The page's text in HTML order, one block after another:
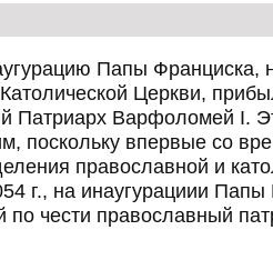
Папы Франциска,
Церкви,
Патриарх Варфоломей I.
поскольку впервые со
православной и
г., на инаугурациии Папы
по чести православный